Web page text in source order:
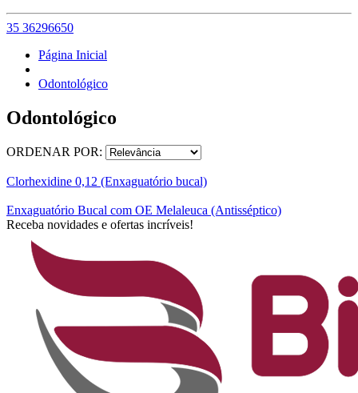
35 36296650
Página Inicial
Odontológico
Odontológico
ORDENAR POR:
Clorhexidine 0,12 (Enxaguatório bucal)
Enxaguatório Bucal com OE Melaleuca (Antisséptico)
Receba novidades e ofertas incríveis!